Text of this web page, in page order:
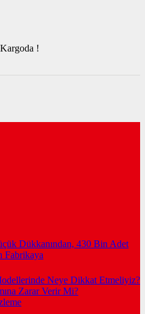
!
Dükkanından, 430 Bin Adet
Fabrikaya
Neye Dikkat Etmeliyiz?
Zarar Verir Mi?